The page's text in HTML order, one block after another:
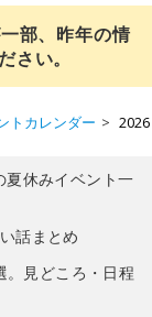
部、昨年の情
さい。
トカレンダー
休みイベント一
話まとめ
。見どころ・日程